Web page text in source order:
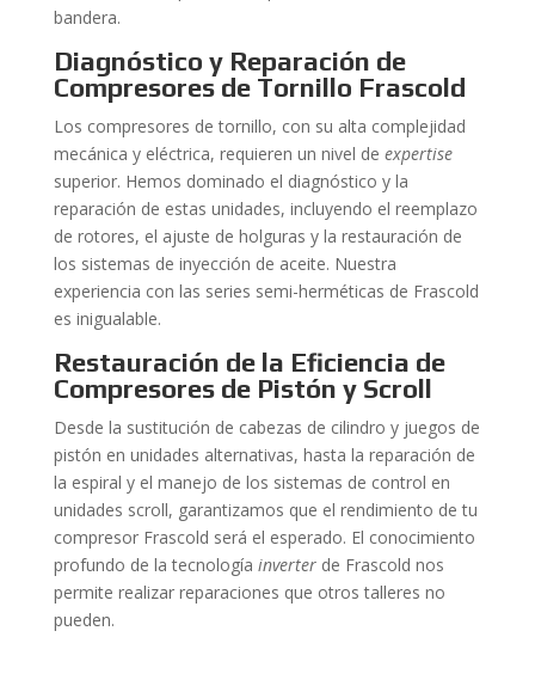
bandera.
Diagnóstico y Reparación de
Compresores de Tornillo Frascold
Los compresores de tornillo, con su alta complejidad
mecánica y eléctrica, requieren un nivel de expertise
superior. Hemos dominado el diagnóstico y la
reparación de estas unidades, incluyendo el reemplazo
de rotores, el ajuste de holguras y la restauración de
los sistemas de inyección de aceite. Nuestra
experiencia con las series semi-herméticas de Frascold
es inigualable.
Restauración de la Eficiencia de
Compresores de Pistón y Scroll
Desde la sustitución de cabezas de cilindro y juegos de
pistón en unidades alternativas, hasta la reparación de
la espiral y el manejo de los sistemas de control en
unidades scroll, garantizamos que el rendimiento de tu
compresor Frascold será el esperado. El conocimiento
profundo de la tecnología inverterde Frascold nos
permite realizar reparaciones que otros talleres no
pueden.